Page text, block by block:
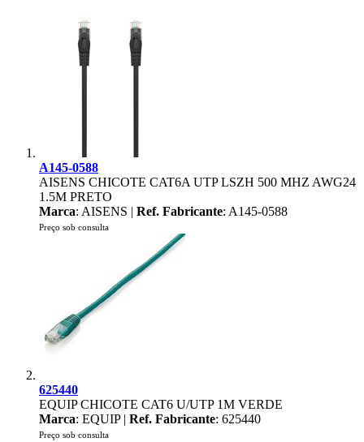
A145-0588
AISENS CHICOTE CAT6A UTP LSZH 500 MHZ AWG24
1.5M PRETO
Marca: AISENS | Ref. Fabricante: A145-0588
Preço sob consulta
625440
EQUIP CHICOTE CAT6 U/UTP 1M VERDE
Marca: EQUIP | Ref. Fabricante: 625440
Preço sob consulta